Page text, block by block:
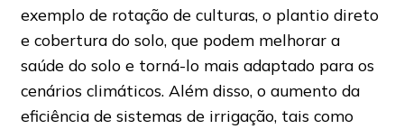
exemplo de rotação de culturas, o plantio direto
e cobertura do solo, que podem melhorar a
saúde do solo e torná-lo mais adaptado para os
cenários climáticos. Além disso, o aumento da
eficiência de sistemas de irrigação, tais como